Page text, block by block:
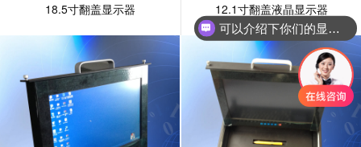
18.5寸翻盖显示器 12.1寸翻盖液晶显示器